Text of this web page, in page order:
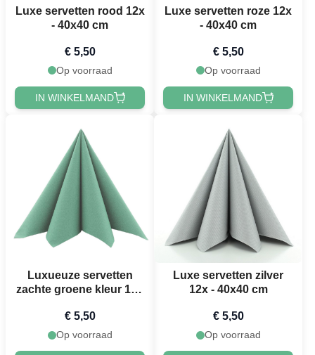
Luxe servetten rood 12x
- 40x40 cm
€ 5,50
Op voorraad
IN WINKELMAND
Luxe servetten roze 12x
- 40x40 cm
€ 5,50
Op voorraad
IN WINKELMAND
Luxueuze servetten
zachte groene kleur 12x
€ 5,50
Op voorraad
Luxe servetten zilver
12x - 40x40 cm
€ 5,50
Op voorraad